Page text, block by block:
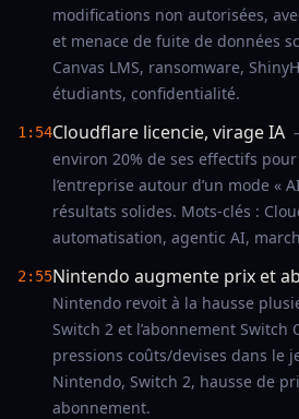
modifications non autorisées,
et menace de fuite de données
Canvas LMS, ransomware,
étudiants, confidentialité.
1:54Cloudflare licencie, virage IA
environ 20% de ses effectifs
l’entreprise autour d’un mode «
résultats solides. Mots-clés :
automatisation, agentic AI,
2:55Nintendo augmente prix et
Nintendo revoit à la hausse
Switch 2 et l’abonnement Switch
pressions coûts/devises dans le
Nintendo, Switch 2, hausse de
abonnement.